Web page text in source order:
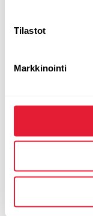
Tilastot
Markkinointi